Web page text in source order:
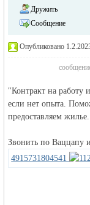
жизнь и
объявления в
Дружить
Сообщение
Опубликовано
"Контракт на работу
если нет опыта.
предоставляем
Звонить по Ваццапу
4915731804541